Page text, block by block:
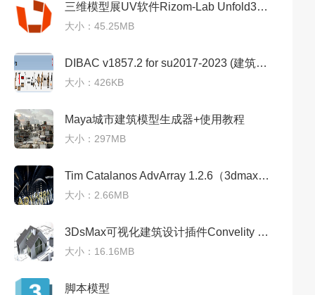
三维模型展UV软件Rizom-Lab Unfold3D 2018.0.1中文汉化破解版
大小：45.25MB
DIBAC v1857.2 for su2017-2023 (建筑绘图工具下载)汉化破解版
大小：426KB
Maya城市建筑模型生成器+使用教程
大小：297MB
Tim Catalanos AdvArray 1.2.6（3dmax建筑有机体模型阵列建模插件）免费版
大小：2.66MB
3DsMax可视化建筑设计插件Convelity Pro V1.16 For 2016
大小：16.16MB
脚本模型